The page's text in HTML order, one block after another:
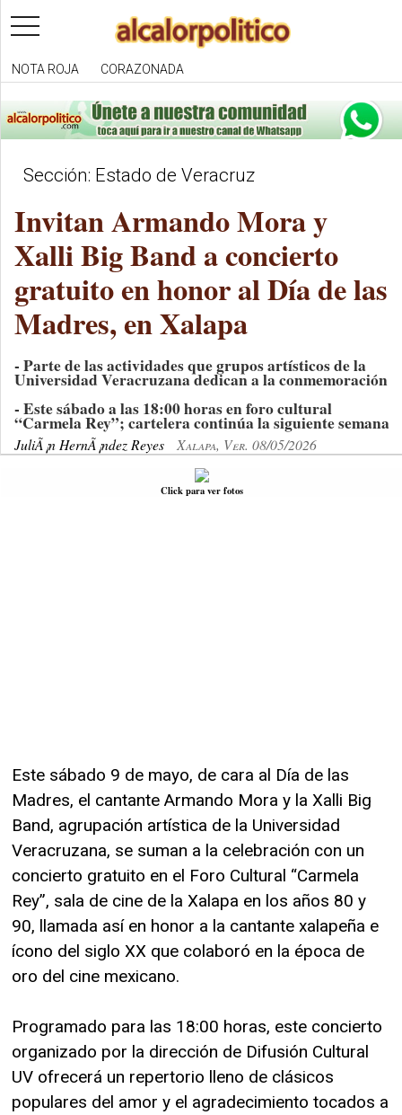
toggle
navigation
NOTA ROJA CORAZONADA
Sección: Estado de Veracruz
Invitan Armando Mora y
Xalli Big Band a concierto
gratuito en honor al Día de las
Madres, en Xalapa
- Parte de las actividades que grupos artísticos de la
Universidad Veracruzana dedican a la conmemoración
- Este sábado a las 18:00 horas en foro cultural
“Carmela Rey”; cartelera continúa la siguiente semana
JuliÃ¡n HernÃ¡ndez Reyes Xalapa, Ver. 08/05/2026
Click para ver fotos
Este sábado 9 de mayo, de cara al Día de las
Madres, el cantante Armando Mora y la Xalli Big
Band, agrupación artística de la Universidad
Veracruzana, se suman a la celebración con un
concierto gratuito en el Foro Cultural “Carmela
Rey”, sala de cine de la Xalapa en los años 80 y
90, llamada así en honor a la cantante xalapeña e
ícono del siglo XX que colaboró en la época de
oro del cine mexicano.
Programado para las 18:00 horas, este concierto
organizado por la dirección de Difusión Cultural
UV ofrecerá un repertorio lleno de clásicos
populares del amor y el agradecimiento tocados a